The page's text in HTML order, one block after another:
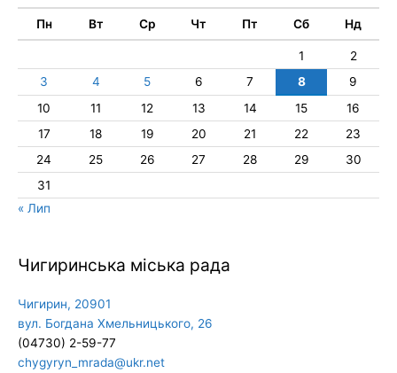
Пн Вт Ср Чт Пт Сб Нд
1
2
3
4 5 6 7 8
9
10
11 12 13 14 15
16
17
18 19 20 21 22
23
24
25 26 27 28 29
30
31
« Лип
Чигиринська міська рада
Чигирин, 20901
вул. Богдана Хмельницького, 26
(04730) 2-59-77
chygyryn_mrada@ukr.net